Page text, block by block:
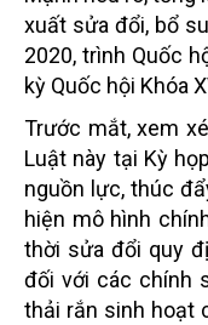
xuất sửa đổi, bổ
2020, trình Quốc
kỳ Quốc hội Khóa
Trước mắt, xem
Luật này tại Kỳ
nguồn lực, thúc
hiện mô hình
thời sửa đổi quy
đối với các chính
thải rắn sinh hoạt